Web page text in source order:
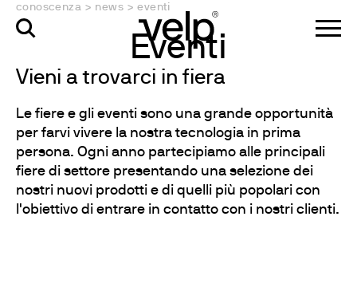
conoscenza > news > eventi
Eventi
Vieni a trovarci in fiera
Le fiere e gli eventi sono una grande opportunità
per farvi vivere la nostra tecnologia in prima
persona. Ogni anno partecipiamo alle principali
fiere di settore presentando una selezione dei
nostri nuovi prodotti e di quelli più popolari con
l'obiettivo di entrare in contatto con i nostri clienti.